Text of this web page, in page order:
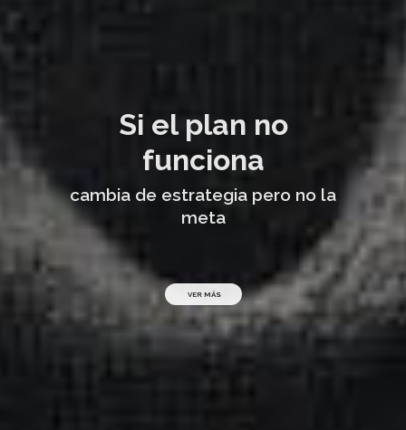
en tus